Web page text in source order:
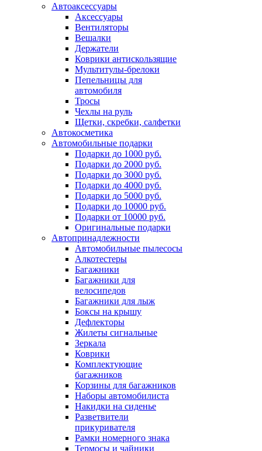
Автоаксессуары
Аксессуары
Вентиляторы
Вешалки
Держатели
Коврики антискользящие
Мультитулы-брелоки
Пепельницы для
автомобиля
Тросы
Чехлы на руль
Щетки, скребки, салфетки
Автокосметика
Автомобильные подарки
Подарки до 1000 руб.
Подарки до 2000 руб.
Подарки до 3000 руб.
Подарки до 4000 руб.
Подарки до 5000 руб.
Подарки до 10000 руб.
Подарки от 10000 руб.
Оригинальные подарки
Автопринадлежности
Автомобильные пылесосы
Алкотестеры
Багажники
Багажники для
велосипедов
Багажники для лыж
Боксы на крышу
Дефлекторы
Жилеты сигнальные
Зеркала
Коврики
Комплектующие
багажников
Корзины для багажников
Наборы автомобилиста
Накидки на сиденье
Разветвители
прикуривателя
Рамки номерного знака
Термосы и чайники